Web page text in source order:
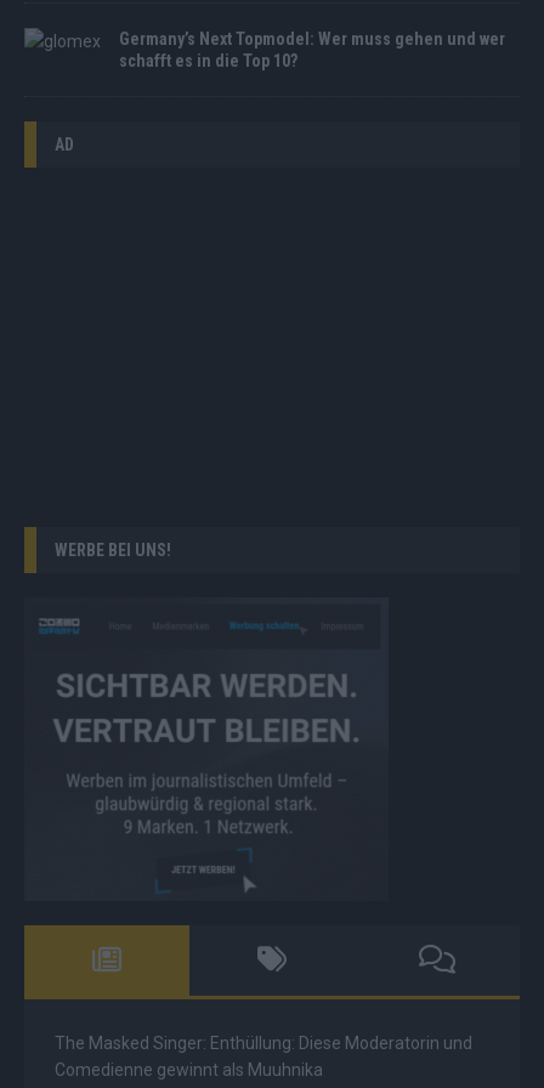
Germany’s Next Topmodel: Wer muss gehen und wer
schafft es in die Top 10?
AD
WERBE BEI UNS!
The Masked Singer: Enthüllung: Diese Moderatorin und
Comedienne gewinnt als Muuhnika